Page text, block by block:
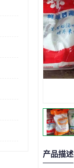
产品描述